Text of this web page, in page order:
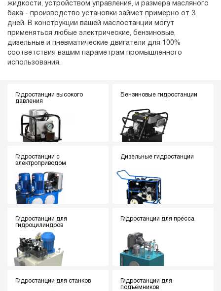
жидкости, устройством управления, и размера масляного
бака - производство установки займет примерно от 3
дней. В конструкции вашей маслостанции могут
применяться любые электрические, бензиновые,
дизельные и пневматические двигатели для 100%
соответствия вашим параметрам промышленного
использования.
Гидростанции высокого
давления
Бензиновые гидростанции
Гидростанции с
электроприводом
Дизельные гидростанции
Гидростанции для
гидроцилиндров
Гидростанции для пресса
Гидростанции для станков
Гидростанции для
подъёмников